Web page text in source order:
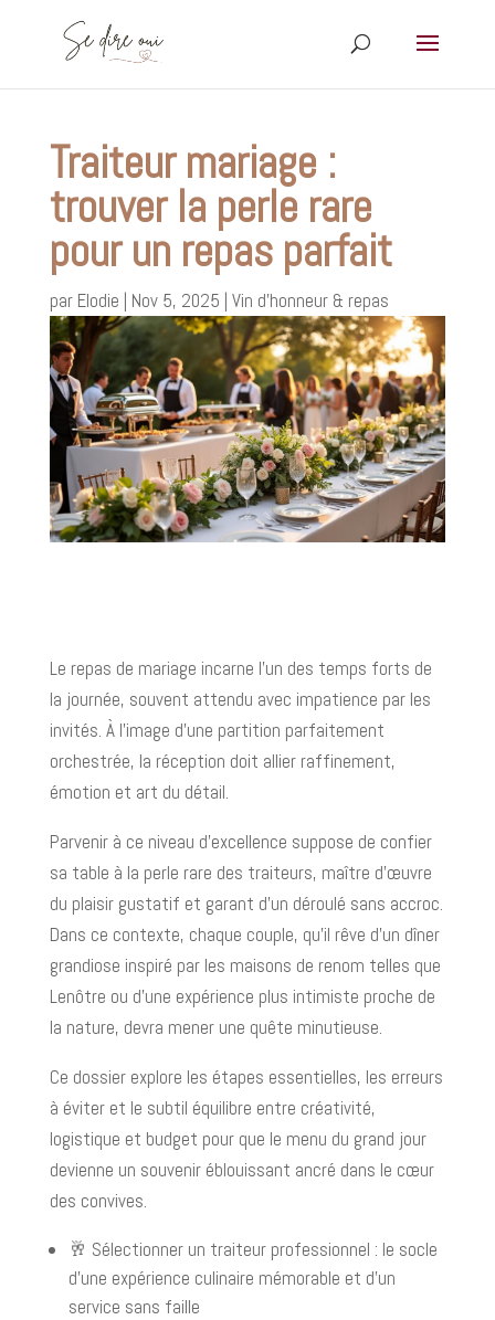
Traiteur mariage :
trouver la perle rare
pour un repas parfait
par Elodie | Nov 5, 2025 | Vin d’honneur & repas
Le repas de mariage incarne l’un des temps forts de
la journée, souvent attendu avec impatience par les
invités. À l’image d’une partition parfaitement
orchestrée, la réception doit allier raffinement,
émotion et art du détail.
Parvenir à ce niveau d’excellence suppose de confier
sa table à la perle rare des traiteurs, maître d’œuvre
du plaisir gustatif et garant d’un déroulé sans accroc.
Dans ce contexte, chaque couple, qu’il rêve d’un dîner
grandiose inspiré par les maisons de renom telles que
Lenôtre ou d’une expérience plus intimiste proche de
la nature, devra mener une quête minutieuse.
Ce dossier explore les étapes essentielles, les erreurs
à éviter et le subtil équilibre entre créativité,
logistique et budget pour que le menu du grand jour
devienne un souvenir éblouissant ancré dans le cœur
des convives.
🥂 Sélectionner un traiteur professionnel : le socle
d’une expérience culinaire mémorable et d’un
service sans faille